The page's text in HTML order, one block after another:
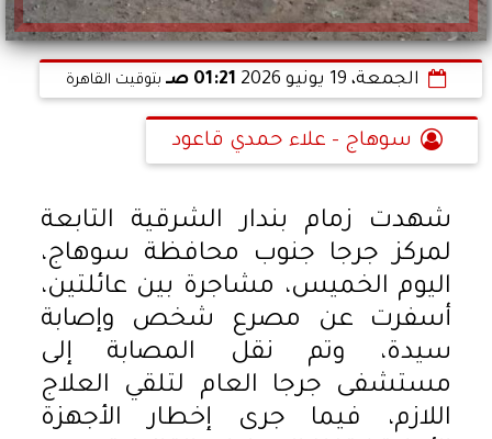
الجمعة، 19 يونيو 2026 01:21 صـ بتوقيت القاهرة
سوهاج - علاء حمدي قاعود
شهدت زمام بندار الشرقية التابعة
لمركز جرجا جنوب محافظة سوهاج،
اليوم الخميس، مشاجرة بين عائلتين،
أسفرت عن مصرع شخص وإصابة
سيدة، وتم نقل المصابة إلى
مستشفى جرجا العام لتلقي العلاج
اللازم، فيما جرى إخطار الأجهزة